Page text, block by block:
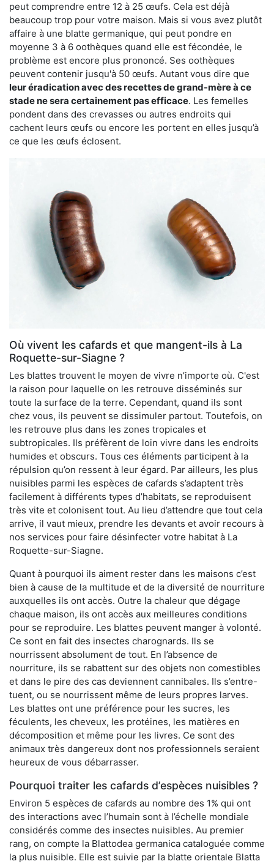
peut comprendre entre 12 à 25 œufs. Cela est déjà
beaucoup trop pour votre maison. Mais si vous avez plutôt
affaire à une blatte germanique, qui peut pondre en
moyenne 3 à 6 oothèques quand elle est fécondée, le
problème est encore plus prononcé. Ses oothèques
peuvent contenir jusqu'à 50 œufs. Autant vous dire que
leur éradication avec des recettes de grand-mère à ce
stade ne sera certainement pas efficace. Les femelles
pondent dans des crevasses ou autres endroits qui
cachent leurs œufs ou encore les portent en elles jusqu’à
ce que les œufs éclosent.
Où vivent les cafards et que mangent-ils à La
Roquette-sur-Siagne ?
Les blattes trouvent le moyen de vivre n’importe où. C'est
la raison pour laquelle on les retrouve disséminés sur
toute la surface de la terre. Cependant, quand ils sont
chez vous, ils peuvent se dissimuler partout. Toutefois, on
les retrouve plus dans les zones tropicales et
subtropicales. Ils préfèrent de loin vivre dans les endroits
humides et obscurs. Tous ces éléments participent à la
répulsion qu’on ressent à leur égard. Par ailleurs, les plus
nuisibles parmi les espèces de cafards s’adaptent très
facilement à différents types d’habitats, se reproduisent
très vite et colonisent tout. Au lieu d’attendre que tout cela
arrive, il vaut mieux, prendre les devants et avoir recours à
nos services pour faire désinfecter votre habitat à La
Roquette-sur-Siagne.
Quant à pourquoi ils aiment rester dans les maisons c’est
bien à cause de la multitude et de la diversité de nourriture
auxquelles ils ont accès. Outre la chaleur que dégage
chaque maison, ils ont accès aux meilleures conditions
pour se reproduire. Les blattes peuvent manger à volonté.
Ce sont en fait des insectes charognards. Ils se
nourrissent absolument de tout. En l’absence de
nourriture, ils se rabattent sur des objets non comestibles
et dans le pire des cas deviennent cannibales. Ils s’entre-
tuent, ou se nourrissent même de leurs propres larves.
Les blattes ont une préférence pour les sucres, les
féculents, les cheveux, les protéines, les matières en
décomposition et même pour les livres. Ce sont des
animaux très dangereux dont nos professionnels seraient
heureux de vous débarrasser.
Pourquoi traiter les cafards d’espèces nuisibles ?
Environ 5 espèces de cafards au nombre des 1% qui ont
des interactions avec l’humain sont à l’échelle mondiale
considérés comme des insectes nuisibles. Au premier
rang, on compte la Blattodea germanica cataloguée comme
la plus nuisible. Elle est suivie par la blatte orientale Blatta